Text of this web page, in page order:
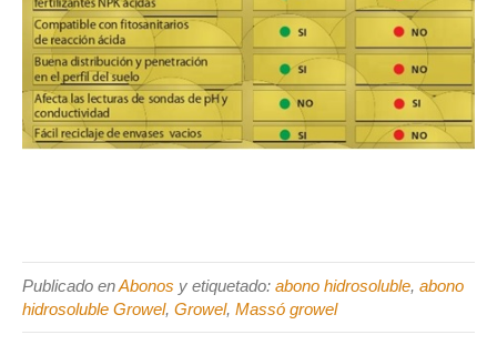
Publicado enAbonos y etiquetado: abono hidrosoluble, abono
hidrosoluble Growel, Growel, Massó growel